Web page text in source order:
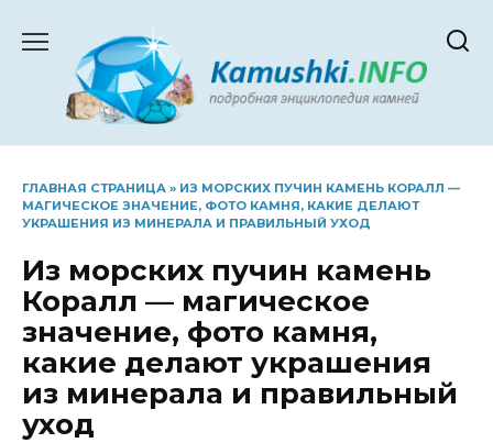
содержанию
ГЛАВНАЯ СТРАНИЦА » ИЗ МОРСКИХ ПУЧИН КАМЕНЬ КОРАЛЛ —
МАГИЧЕСКОЕ ЗНАЧЕНИЕ, ФОТО КАМНЯ, КАКИЕ ДЕЛАЮТ
УКРАШЕНИЯ ИЗ МИНЕРАЛА И ПРАВИЛЬНЫЙ УХОД
Из морских пучин камень
Коралл — магическое
значение, фото камня,
какие делают украшения
из минерала и правильный
уход